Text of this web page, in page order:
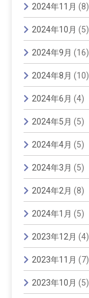
2024年11月 (8)
2024年10月 (5)
2024年9月 (16)
2024年8月 (10)
2024年6月 (4)
2024年5月 (5)
2024年4月 (5)
2024年3月 (5)
2024年2月 (8)
2024年1月 (5)
2023年12月 (4)
2023年11月 (7)
2023年10月 (5)